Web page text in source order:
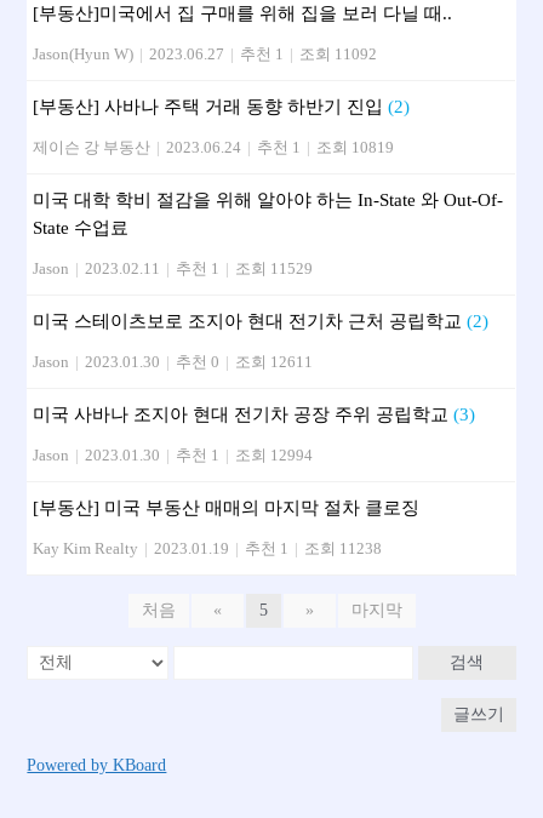
[부동산] 미국에서 집 구매를 위해 집을 보러 다닐 때..
Jason(Hyun W) | 2023.06.27 | 추천 1 | 조회 11092
[부동산] 사바나 주택 거래 동향 하반기 진입(2)
제이슨 강 부동산 | 2023.06.24 | 추천 1 | 조회 10819
미국 대학 학비 절감을 위해 알아야 하는 In-State 와 Out-Of-
State 수업료
Jason | 2023.02.11 | 추천 1 | 조회 11529
미국 스테이츠보로 조지아 현대 전기차 근처 공립학교(2)
Jason | 2023.01.30 | 추천 0 | 조회 12611
미국 사바나 조지아 현대 전기차 공장 주위 공립학교(3)
Jason | 2023.01.30 | 추천 1 | 조회 12994
[부동산] 미국 부동산 매매의 마지막 절차 클로징
Kay Kim Realty | 2023.01.19 | 추천 1 | 조회 11238
처음 « 5 » 마지막
검색
글쓰기
Powered by KBoard